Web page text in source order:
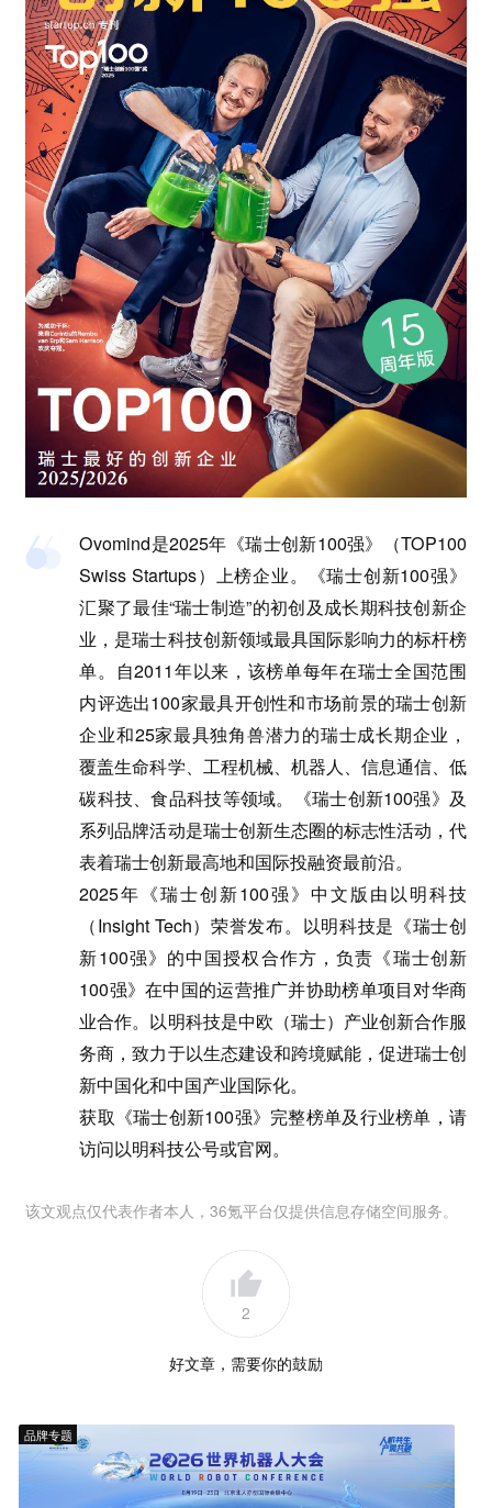
Ovomind是2025年《瑞士创新100强》（TOP100
Swiss Startups）上榜企业。《瑞士创新100强》
汇聚了最佳“瑞士制造”的初创及成长期科技创新企
业，是瑞士科技创新领域最具国际影响力的标杆榜
单。自2011年以来，该榜单每年在瑞士全国范围
内评选出100家最具开创性和市场前景的瑞士创新
企业和25家最具独角兽潜力的瑞士成长期企业，
覆盖生命科学、工程机械、机器人、信息通信、低
碳科技、食品科技等领域。《瑞士创新100强》及
系列品牌活动是瑞士创新生态圈的标志性活动，代
表着瑞士创新最高地和国际投融资最前沿。
2025年《瑞士创新100强》中文版由以明科技
（Insight Tech）荣誉发布。以明科技是《瑞士创
新100强》的中国授权合作方，负责《瑞士创新
100强》在中国的运营推广并协助榜单项目对华商
业合作。以明科技是中欧（瑞士）产业创新合作服
务商，致力于以生态建设和跨境赋能，促进瑞士创
新中国化和中国产业国际化。
获取《瑞士创新100强》完整榜单及行业榜单，请
访问以明科技公号或官网。
该文观点仅代表作者本人，36氪平台仅提供信息存储空间服务。
2
好文章，需要你的鼓励
品牌专题